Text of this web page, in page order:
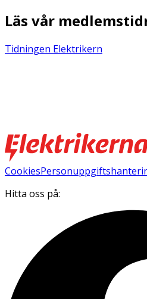
Läs vår
Tidningen Elektrikern
Cookies
Hitta oss på: